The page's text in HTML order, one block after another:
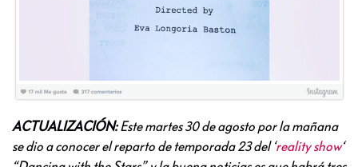
ACTUALIZACIÓN:Este martes 30 de agosto por la mañana
se dio a conocer el reparto de temporada 23 del ‘reality show‘